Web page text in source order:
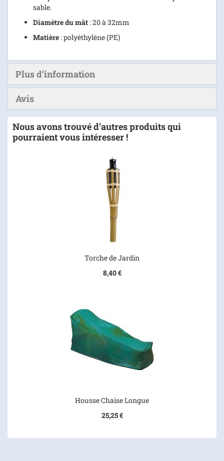
sable.
Diamètre du mât : 20 à 32mm
Matière : polyéthylène (PE)
Plus d’information
Avis
Nous avons trouvé d’autres produits qui
pourraient vous intéresser !
Torche de Jardin
8,40 €
Housse Chaise Longue
25,25 €